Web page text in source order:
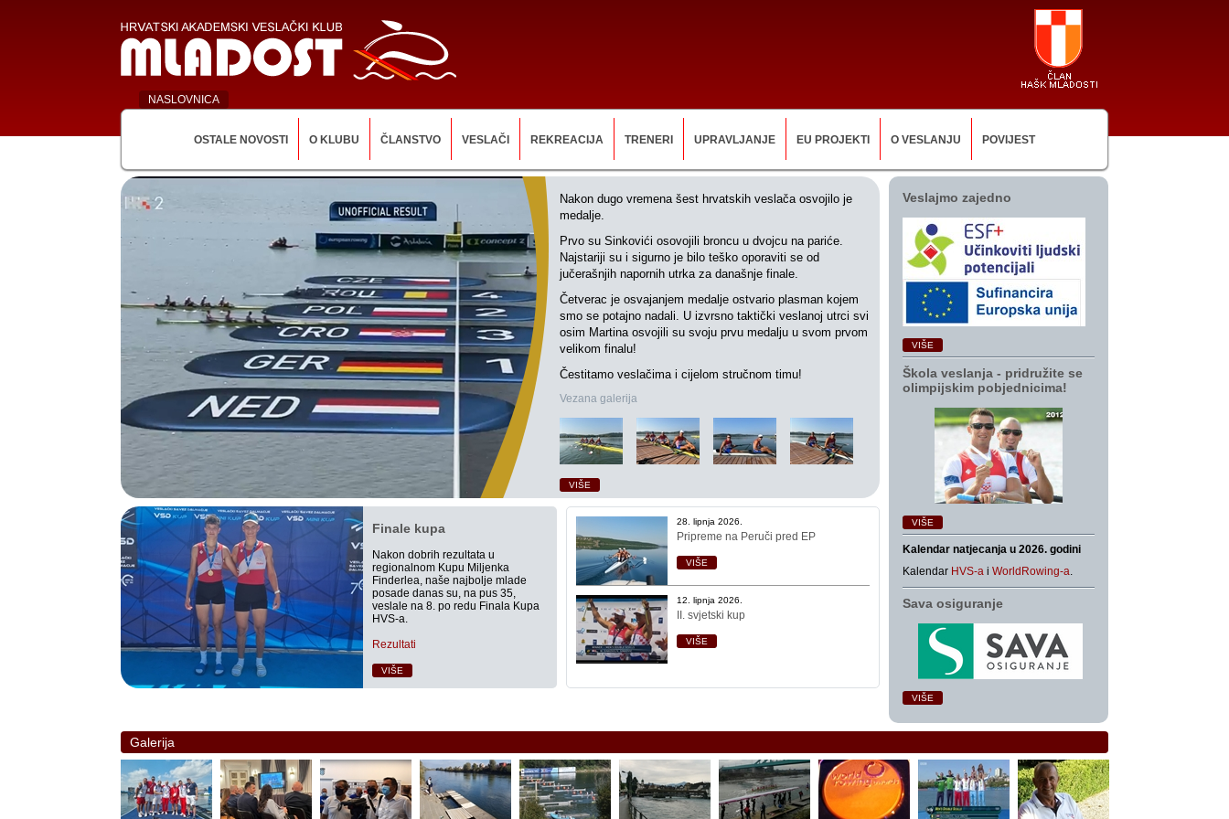
NASLOVNICA
OSTALE NOVOSTI O KLUBU ČLANSTVO VESLAČI REKREACIJA TRENERI UPRAVLJANJE EU PROJEKTI O VESLANJU POVIJEST
Nakon dugo vremena šest hrvatskih veslača osvojilo je
medalje.
Prvo su Sinkovići osovojili broncu u dvojcu na pariće.
Najstariji su i sigurno je bilo teško oporaviti se od
jučerašnjih napornih utrka za današnje finale.
Četverac je osvajanjem medalje ostvario plasman kojem
smo se potajno nadali. U izvrsno taktički veslanoj utrci svi
osim Martina osvojili su svoju prvu medalju u svom prvom
velikom finalu!
Čestitamo veslačima i cijelom stručnom timu!
Vezana galerija
VIŠE
Finale kupa
Nakon dobrih rezultata u
regionalnom Kupu Miljenka
Finderlea, naše najbolje mlade
posade danas su, na pus 35,
veslale na 8. po redu Finala Kupa
HVS-a.
Rezultati
VIŠE
28. lipnja 2026.
Pripreme na Peruči pred EP
VIŠE
12. lipnja 2026.
II. svjetski kup
VIŠE
Veslajmo zajedno
VIŠE
Škola veslanja ‑ pridružite se
olimpijskim pobjednicima!
VIŠE
Kalendar natjecanja u 2026. godini
Kalendar HVS-a i WorldRowing-a.
Sava osiguranje
VIŠE
Galerija